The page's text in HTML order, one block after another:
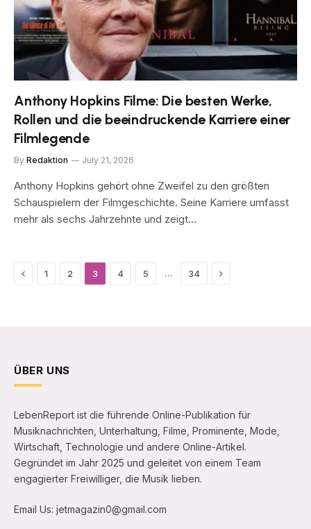
Anthony Hopkins Filme: Die besten Werke,
Rollen und die beeindruckende Karriere einer
Filmlegende
By Redaktion July 21, 2026
Anthony Hopkins gehört ohne Zweifel zu den größten
Schauspielern der Filmgeschichte. Seine Karriere umfasst
mehr als sechs Jahrzehnte und zeigt…
Previous
1 2 3 4 5 … 34 Next
ÜBER UNS
LebenReport ist die führende Online-Publikation für
Musiknachrichten, Unterhaltung, Filme, Prominente, Mode,
Wirtschaft, Technologie und andere Online-Artikel.
Gegründet im Jahr 2025 und geleitet von einem Team
engagierter Freiwilliger, die Musik lieben.
Email Us: jetmagazin0@gmail.com